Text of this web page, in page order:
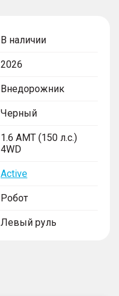
В наличии
2026
Внедорожник
Черный
1.6 AMT (150 л.с.)
4WD
Active
Робот
Левый руль